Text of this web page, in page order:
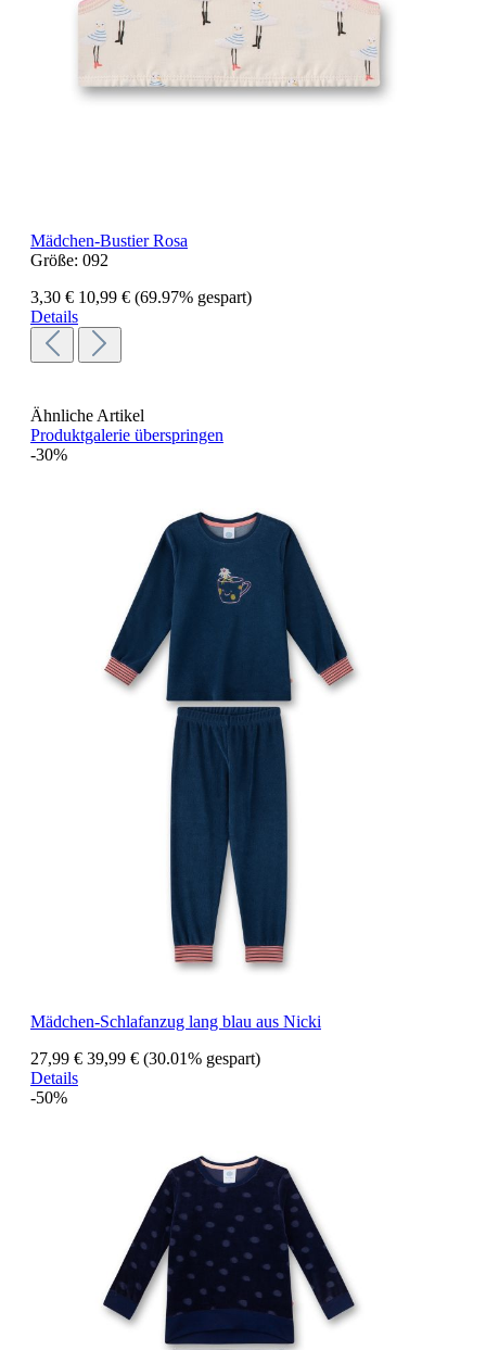
Mädchen-Bustier Rosa
Größe: 092
3,30 € 10,99 € (69.97% gespart)
Details
Ähnliche Artikel
Produktgalerie überspringen
-30%
Mädchen-Schlafanzug lang blau aus Nicki
27,99 € 39,99 € (30.01% gespart)
Details
-50%